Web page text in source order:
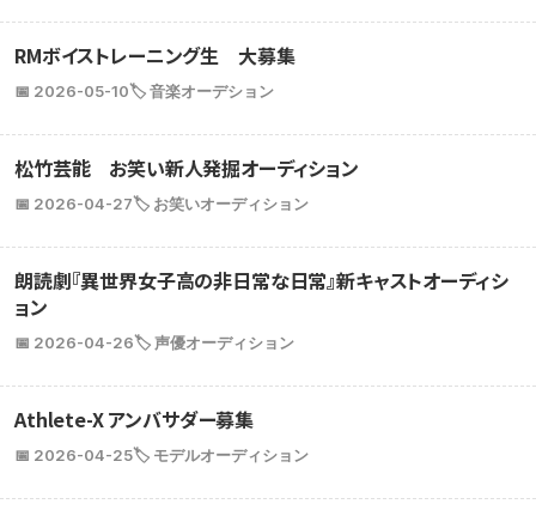
RMボイストレーニング生 大募集
📅 2026-05-10🏷️ 音楽オーデション
松竹芸能 お笑い新人発掘オーディション
📅 2026-04-27🏷️ お笑いオーディション
朗読劇『異世界女子高の非日常な日常』新キャストオーディシ
ョン
📅 2026-04-26🏷️ 声優オーディション
Athlete-X アンバサダー募集
📅 2026-04-25🏷️ モデルオーディション